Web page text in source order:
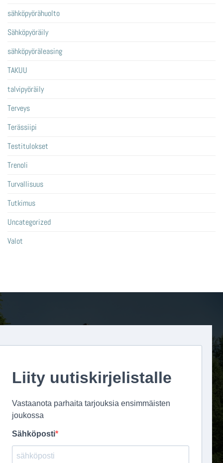
sähköpyörähuolto
Sähköpyöräily
sähköpyöräleasing
TAKUU
talvipyöräily
Terveys
Terässiipi
Testitulokset
Trenoli
Turvallisuus
Tutkimus
Uncategorized
Valot